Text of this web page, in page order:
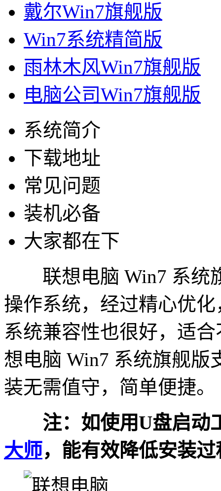
戴尔Win7旗舰版
Win7系统精简版
雨林木风Win7旗舰版
电脑公司Win7旗舰版
系统简介
下载地址
常见问题
装机必备
大家都在下
联想电脑 Win7 系统
操作系统，经过精心优
系统兼容性也很好，适
想电脑 Win7 系统旗舰版
装无需值守，简单便捷。
注：如使用U盘启动
大师，能有效降低安装